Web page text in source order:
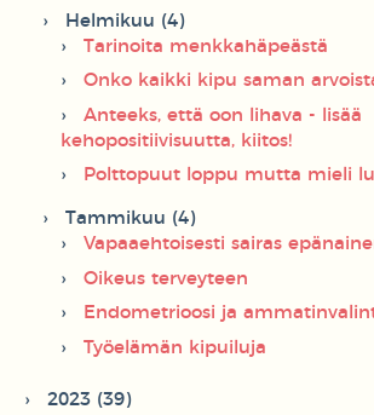
Helmikuu (4)
Tarinoita menkkahäpeästä
Onko kaikki kipu saman
Anteeks, että oon lihava - lisää
kehopositiivisuutta, kiitos!
Polttopuut loppu mutta mieli
Tammikuu (4)
Vapaaehtoisesti sairas
Oikeus terveyteen
Endometrioosi ja
Työelämän kipuiluja
2023 (39)